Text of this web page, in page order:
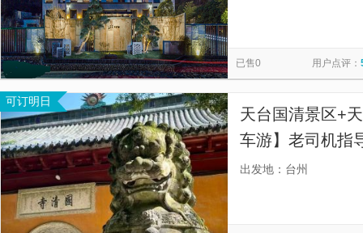
已售0 用户点评：
可订明日
天台国清景区+
车游】老司机指
源，始建于南北
出发地：台州